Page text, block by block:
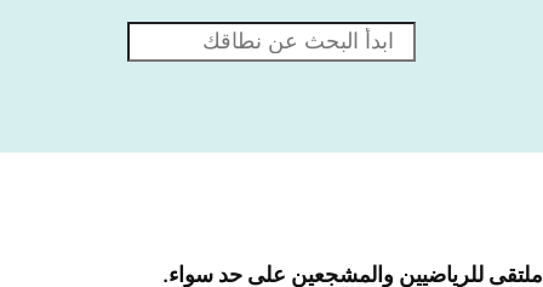
ملتقى للرياضيين والمشجعين على حد سواء.